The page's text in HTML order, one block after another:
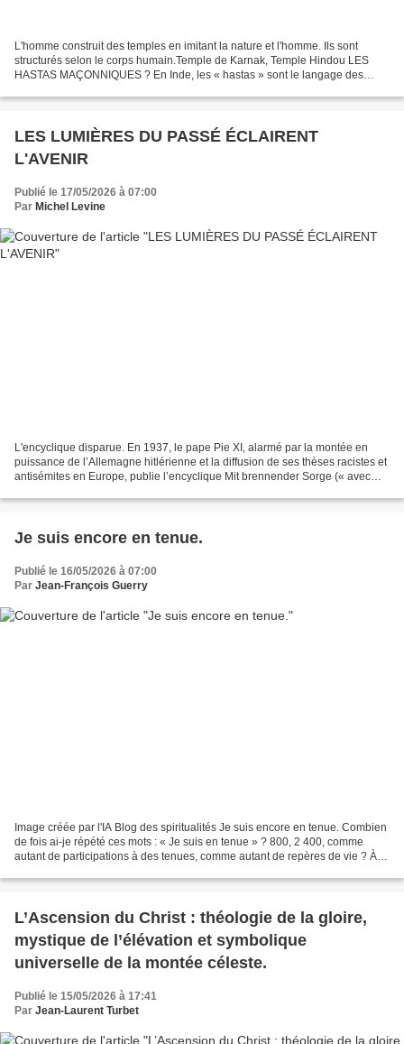
L'homme construit des temples en imitant la nature et l'homme. Ils sont
structurés selon le corps humain.Temple de Karnak, Temple Hindou LES
HASTAS MAÇONNIQUES ? En Inde, les « hastas » sont le langage des
LES LUMIÈRES DU PASSÉ ÉCLAIRENT
L'AVENIR
Publié le 17/05/2026 à 07:00
Par Michel Levine
L'encyclique disparue. En 1937, le pape Pie XI, alarmé par la montée en
puissance de l’Allemagne hitlérienne et la diffusion de ses thèses racistes et
antisémites en Europe, publie l’encyclique Mit brennender Sorge (« avec
Je suis encore en tenue.
Publié le 16/05/2026 à 07:00
Par Jean-François Guerry
Image créée par l'IA Blog des spiritualités Je suis encore en tenue. Combien
de fois ai-je répété ces mots : « Je suis en tenue » ? 800, 2 400, comme
autant de participations à des tenues, comme autant de repères de vie ? À
L’Ascension du Christ : théologie de la gloire,
mystique de l’élévation et symbolique
universelle de la montée céleste.
Publié le 15/05/2026 à 17:41
Par Jean-Laurent Turbet